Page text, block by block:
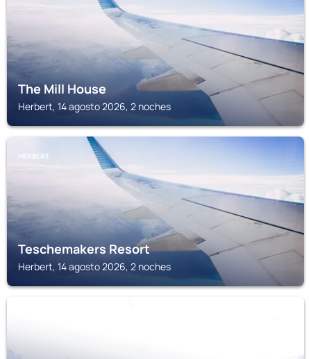
The Mill House
Herbert, 14 agosto 2026, 2 noches
HERBERT
Teschemakers Resort
Herbert, 14 agosto 2026, 2 noches